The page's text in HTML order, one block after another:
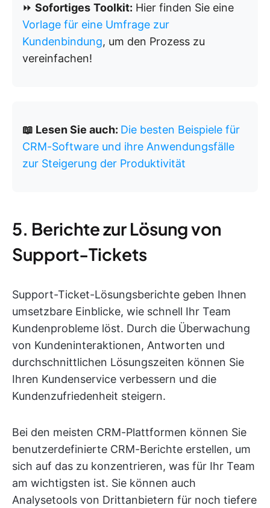
⏩ Sofortiges Toolkit: Hier finden Sie eine
Vorlage für eine Umfrage zur
Kundenbindung, um den Prozess zu
vereinfachen!
📖 Lesen Sie auch: Die besten Beispiele für
CRM-Software und ihre Anwendungsfälle
zur Steigerung der Produktivität
5. Berichte zur Lösung von
Support-Tickets
Support-Ticket-Lösungsberichte geben Ihnen
umsetzbare Einblicke, wie schnell Ihr Team
Kundenprobleme löst. Durch die Überwachung
von Kundeninteraktionen, Antworten und
durchschnittlichen Lösungszeiten können Sie
Ihren Kundenservice verbessern und die
Kundenzufriedenheit steigern.
Bei den meisten CRM-Plattformen können Sie
benutzerdefinierte CRM-Berichte erstellen, um
sich auf das zu konzentrieren, was für Ihr Team
am wichtigsten ist. Sie können auch
Analysetools von Drittanbietern für noch tiefere